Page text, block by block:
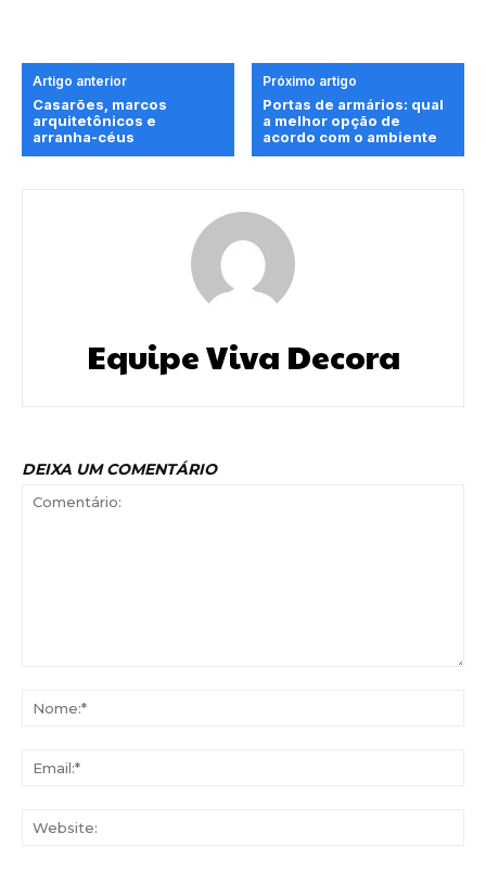
Artigo anterior
Casarões, marcos
arquitetônicos e
arranha-céus
Próximo artigo
Portas de armários: qual
a melhor opção de
acordo com o ambiente
Equipe Viva Decora
DEIXA UM COMENTÁRIO